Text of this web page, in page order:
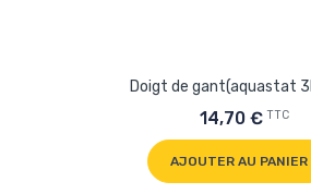
Doigt de gant(aquastat
14,70 € TTC
AJOUTER AU PANIER